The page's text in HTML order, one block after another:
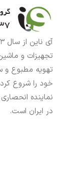
تجهیزات و
تهویه مطبوع و
خود را شروع
نماینده
در ایران است.